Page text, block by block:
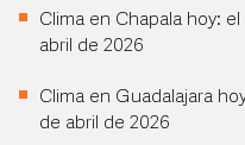
Clima en Chapala hoy:
abril de 2026
Clima en Guadalajara
de abril de 2026